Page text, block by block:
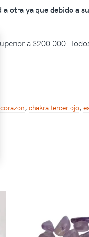
otra ya que debido a
a $200.000.
corazon, chakra tercer ojo,